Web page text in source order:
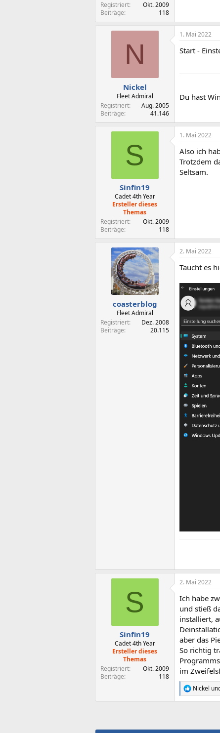
Registriert
Okt. 2009
Beiträge
118
N
Nickel
Fleet Admiral
Registriert
Aug. 2005
Beiträge
41.146
1. Mai 2022
Start -
Du hast
S
Sinfin19
Cadet 4th Year
Ersteller dieses
Themas
Registriert
Okt. 2009
Beiträge
118
1. Mai 2022
Also ich
Trotzdem
Seltsam.
coasterblog
Fleet Admiral
Registriert
Dez. 2008
Beiträge
20.115
2. Mai 2022
Taucht es
S
Sinfin19
Cadet 4th Year
Ersteller dieses
Themas
Registriert
Okt. 2009
Beiträge
118
2. Mai 2022
Ich habe
und stieß
installiert,
aber das
So richtig
im
R
e
i
Nickel